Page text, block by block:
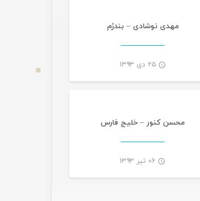
مهدی نوشادی – بندرُم
۲۵ دی ۱۳۹۳ تازه های هرمزگانی
محسن کنور – خلیج فارس
۰۶ تیر ۱۳۹۳